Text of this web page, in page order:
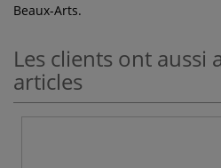
Beaux-Arts.
Les clients ont aussi
articles